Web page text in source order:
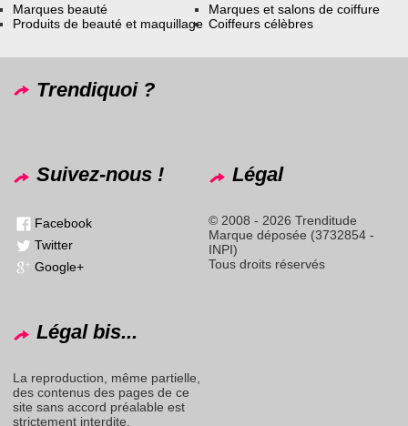
Marques beauté
Produits de beauté et maquillage
Marques et salons de coiffure
Coiffeurs célèbres
Trendiquoi ?
Suivez-nous !
Facebook
Twitter
Google+
Légal
© 2008 - 2026 Trenditude
Marque déposée (3732854 -
INPI)
Tous droits réservés
Légal bis...
La reproduction, même partielle,
des contenus des pages de ce
site sans accord préalable est
strictement interdite.